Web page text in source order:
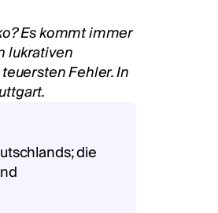
Es kommt immer
lukrativen
Fehler. In
die